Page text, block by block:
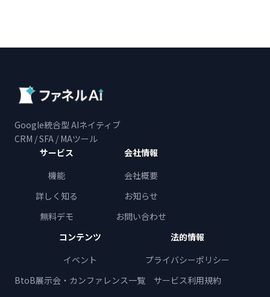
Google統合型 AIネイティブ
CRM / SFA / MAツール
サービス
機能
詳しく知る
無料デモ
会社情報
会社概要
お知らせ
お問い合わせ
コンテンツ
イベント
BtoB展示会・カンファレンス一覧
法的情報
プライバシーポリシー
サービス利用規約